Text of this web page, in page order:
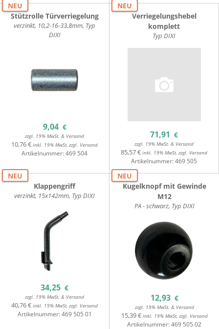
Stützrolle Türverriegelung
verzinkt, 10,2-16-33,8mm, Typ
DIXI
9,04 €
zzgl. 19% MwSt. & Versand
10,76 € inkl. 19% MwSt, zzgl. Versand
Artikelnummer:469 504
NEU
Verriegelungshebel
komplett
Typ DIXI
71,91 €
zzgl. 19% MwSt. & Versand
85,57 € inkl. 19% MwSt, zzgl. Versand
Artikelnummer:469 505
NEU
Klappengriff
verzinkt, 15x142mm, Typ DIXI
34,25 €
zzgl. 19% MwSt. & Versand
40,76 € inkl. 19% MwSt, zzgl. Versand
Artikelnummer:469 505 01
NEU
Kugelknopf mit Gewinde
M12
PA - schwarz, Typ DIXI
12,93 €
zzgl. 19% MwSt. & Versand
15,39 €inkl. 19% MwSt, zzgl. Versand
Artikelnummer:469 505 02
NEU